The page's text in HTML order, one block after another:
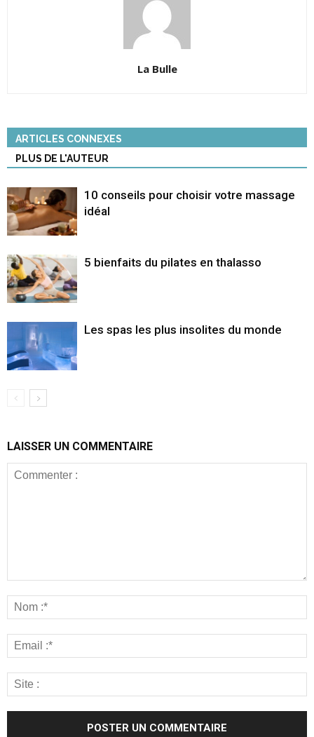
La Bulle
ARTICLES CONNEXES
PLUS DE L'AUTEUR
10 conseils pour choisir votre massage
idéal
5 bienfaits du pilates en thalasso
Les spas les plus insolites du monde
LAISSER UN COMMENTAIRE